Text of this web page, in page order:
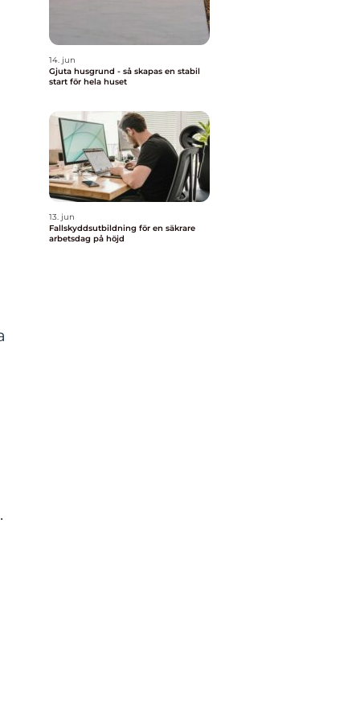
14. jun
Gjuta husgrund - så skapas en stabil
start för hela huset
13. jun
Fallskyddsutbildning för en säkrare
arbetsdag på höjd